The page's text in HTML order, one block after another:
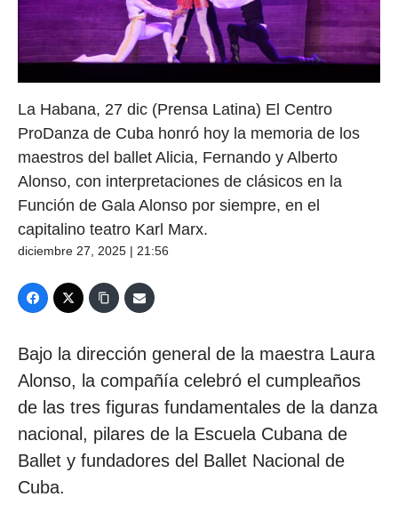
La Habana, 27 dic (Prensa Latina) El Centro
ProDanza de Cuba honró hoy la memoria de los
maestros del ballet Alicia, Fernando y Alberto
Alonso, con interpretaciones de clásicos en la
Función de Gala Alonso por siempre, en el
capitalino teatro Karl Marx.
diciembre 27, 2025 | 21:56
Bajo la dirección general de la maestra Laura
Alonso, la compañía celebró el cumpleaños
de las tres figuras fundamentales de la danza
nacional, pilares de la Escuela Cubana de
Ballet y fundadores del Ballet Nacional de
Cuba.